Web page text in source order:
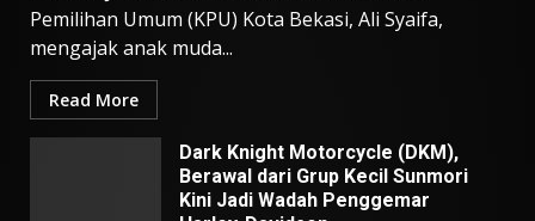
Pemilihan Umum (KPU) Kota Bekasi, Ali Syaifa,
mengajak anak muda...
Read More
Dark Knight Motorcycle (DKM),
Berawal dari Grup Kecil Sunmori
Kini Jadi Wadah Penggemar